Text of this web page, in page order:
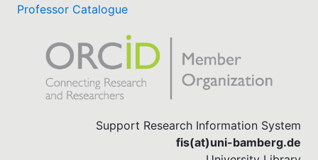
Professor Catalogue
Support Research Information System
fis(at)uni-bamberg.de